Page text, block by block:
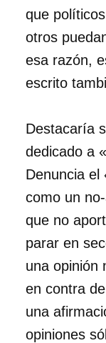
que
otros
esa razón,
escrito
Destacaría
dedicado a
Denuncia el
como un
que no
parar en
una opinión
en contra
una
opiniones